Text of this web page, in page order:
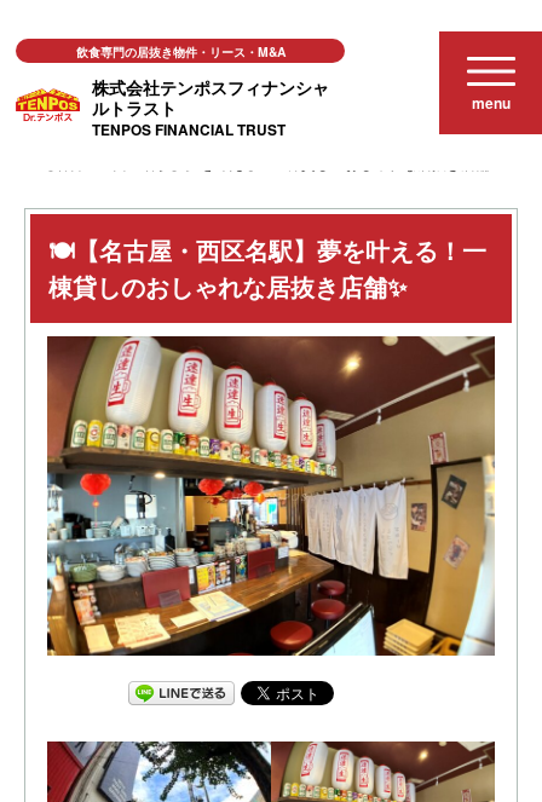
株式会社テンポスフィナンシャ
ルトラスト
TENPOS FINANCIAL TRUST
飲食専門の居抜き物件・リース・M&A
menu
居抜き店舗物件
🍽️【名古屋・西区名駅】夢を叶える！一
棟貸しのおしゃれな居抜き店舗✨